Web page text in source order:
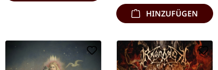
HINZUFÜGEN